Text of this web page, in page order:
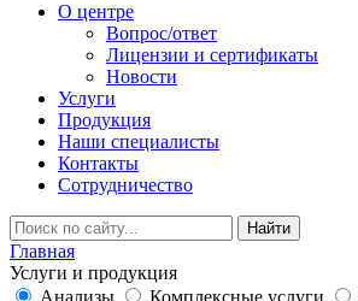
О центре
Вопрос/ответ
Лицензии и сертификаты
Новости
Услуги
Продукция
Наши специалисты
Контакты
Сотрудничество
Найти
Главная
Услуги и продукция
Анализы
Комплексные услуги